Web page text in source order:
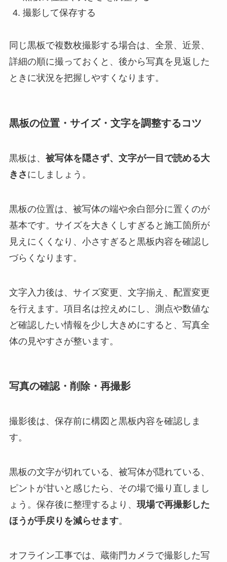
撮影して保存する
同じ黒板で複数枚撮影する場合は、全景、近景、
詳細の順に撮っておくと、後から写真を見返した
ときに状況を把握しやすくなります。
黒板の位置・サイズ・文字を調整するコツ
黒板は、 被写体を隠さず、文字が一目で読める大
きさ にしましょう。
黒板の位置は、被写体の端や余白部分に置くのが
基本です。サイズを大きくしすぎると施工箇所が
見えにくくなり、小さすぎると黒板内容を確認し
づらくなります。
文字入力後は、サイズ変更、文字揃え、配置変更
を行えます。項目名は控えめにし、測点や数値な
ど確認したい情報を少し大きめにすると、写真全
体の見やすさが整います。
写真の確認・削除・再撮影
撮影後は、保存前に構図と黒板内容を確認しま
す。
黒板の文字が切れている、被写体が隠れている、
ピントが甘いと感じたら、その場で撮り直しまし
ょう。保存後に整理するより、 現場で再撮影した
ほうが手戻りを減らせます。
オフライン工事では、蔵衛門カメラで撮影した写